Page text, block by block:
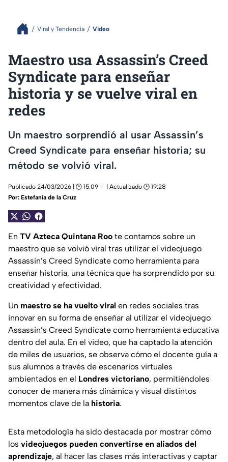
Viral y Tendencia Video
Maestro usa Assassin’s Creed
Syndicate para enseñar
historia y se vuelve viral en
redes
Un maestro sorprendió al usar Assassin’s
Creed Syndicate para enseñar historia; su
método se volvió viral.
Publicado 24/03/2026 | 🕑 15:09
| Actualizado 🕑 19:28
Por: Estefanía de la Cruz
En TV Azteca Quintana Roo te contamos sobre un
maestro que se volvió viral tras utilizar el videojuego
Assassin’s Creed Syndicate como herramienta para
enseñar historia, una técnica que ha sorprendido por su
creatividad y efectividad.
Un maestro se ha vuelto viral en redes sociales tras
innovar en su forma de enseñar al utilizar el videojuego
Assassin’s Creed Syndicate como herramienta educativa
dentro del aula. En el video, que ha captado la atención
de miles de usuarios, se observa cómo el docente guía a
sus alumnos a través de escenarios virtuales
ambientados en el Londres victoriano, permitiéndoles
conocer de manera más dinámica y visual distintos
momentos clave de la historia.
Esta metodología ha sido destacada por mostrar cómo
los videojuegos pueden convertirse en aliados del
aprendizaje, al hacer las clases más interactivas y captar